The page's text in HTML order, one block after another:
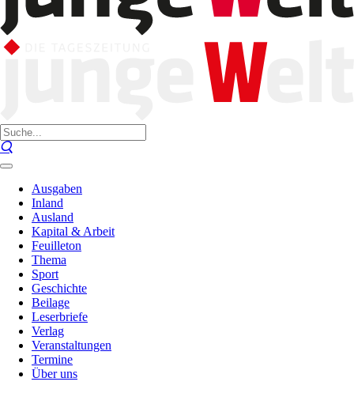
Ausgaben
Inland
Ausland
Kapital & Arbeit
Feuilleton
Thema
Sport
Geschichte
Beilage
Leserbriefe
Verlag
Veranstaltungen
Termine
Über uns